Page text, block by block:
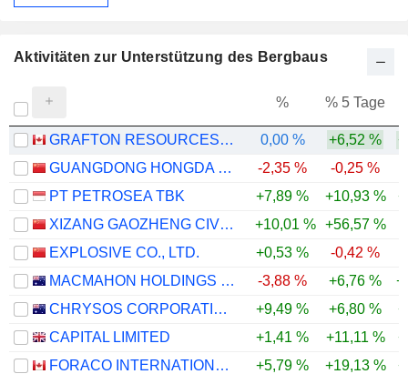
Aktivitäten zur Unterstützung des Bergbaus
% % 5 Tage
GRAFTON RESOURCES INC. 0,00 % +6,52 %
GUANGDONG HONGDA HOLDINGS GROUP CO., LTD.
-2,35 % -0,25 %
PT PETROSEA TBK
+7,89 % +10,93 %
XIZANG GAOZHENG CIVIL EXPLOSIVES CO., LTD.
+10,01 % +56,57 %
EXPLOSIVE CO., LTD.
+0,53 % -0,42 %
MACMAHON HOLDINGS LIMITED
-3,88 % +6,76 %
CHRYSOS CORPORATION LIMITED
+9,49 % +6,80 %
CAPITAL LIMITED
+1,41 % +11,11 %
FORACO INTERNATIONAL SA
+5,79 % +19,13 %